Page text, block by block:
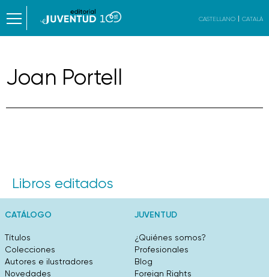
CASTELLANO CATALÀ
Joan Portell
Libros editados
CATÁLOGO
Títulos
Colecciones
Autores e ilustradores
Novedades
JUVENTUD
¿Quiénes somos?
Profesionales
Blog
Foreign Rights